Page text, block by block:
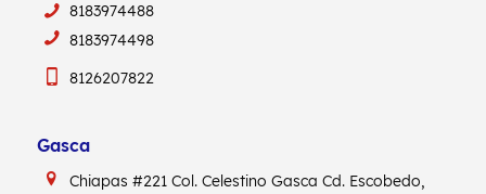
8183974488
8183974498
8126207822
Gasca
Chiapas #221Col. Celestino GascaCd. Escobedo,